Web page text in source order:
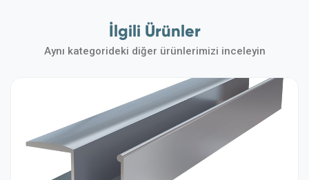
İlgili Ürünler
Aynı kategorideki diğer ürünlerimizi inceleyin